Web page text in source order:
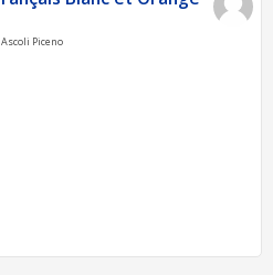
Piceno